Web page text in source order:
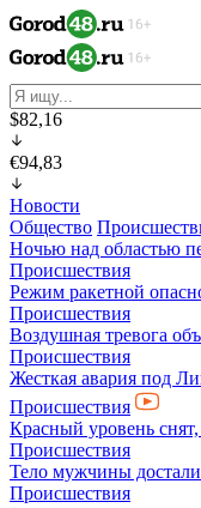
$82,16
€94,83
Новости
Общество
Ночью над областью
Происшествия
Режим ракетной
Происшествия
Воздушная тревога
Происшествия
Жесткая авария под
Происшествия
Красный уровень
Происшествия
Тело мужчины достали
Происшествия